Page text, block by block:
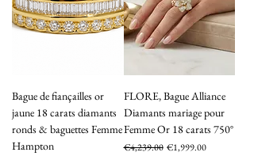
Bague de fiançailles or
jaune 18 carats diamants
ronds & baguettes Femme
Hampton
FLORE, Bague Alliance
Diamants mariage pour
Femme Or 18 carats 750°
Regular Price
€4,239.00 Sale Price
€1,999.00